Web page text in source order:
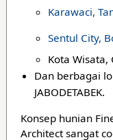
Karawaci,
Sentul City,
Kota Wisata,
Dan berbagai
JABODETABEK.
Konsep hunian
Architect sangat